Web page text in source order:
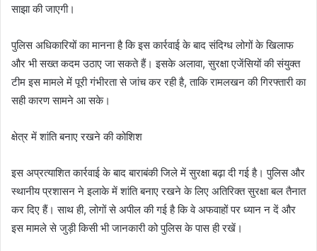
साझा की जाएगी।
पुलिस अधिकारियों का मानना है कि इस कार्रवाई के बाद संदिग्ध लोगों के खिलाफ
और भी सख्त कदम उठाए जा सकते हैं। इसके अलावा, सुरक्षा एजेंसियों की संयुक्त
टीम इस मामले में पूरी गंभीरता से जांच कर रही है, ताकि रामलखन की गिरफ्तारी का
सही कारण सामने आ सके।
क्षेत्र में शांति बनाए रखने की कोशिश
इस अप्रत्याशित कार्रवाई के बाद बाराबंकी जिले में सुरक्षा बढ़ा दी गई है। पुलिस और
स्थानीय प्रशासन ने इलाके में शांति बनाए रखने के लिए अतिरिक्त सुरक्षा बल तैनात
कर दिए हैं। साथ ही, लोगों से अपील की गई है कि वे अफवाहों पर ध्यान न दें और
इस मामले से जुड़ी किसी भी जानकारी को पुलिस के पास ही रखें।